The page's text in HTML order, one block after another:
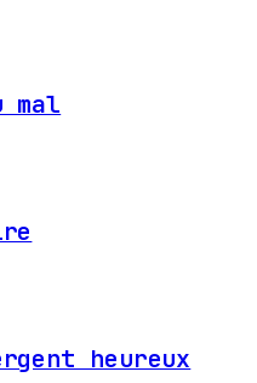
mal
heureux